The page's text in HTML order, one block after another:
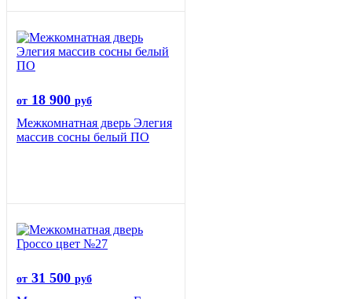
от 18 900 руб
Межкомнатная дверь Элегия
массив сосны белый ПО
от 31 500 руб